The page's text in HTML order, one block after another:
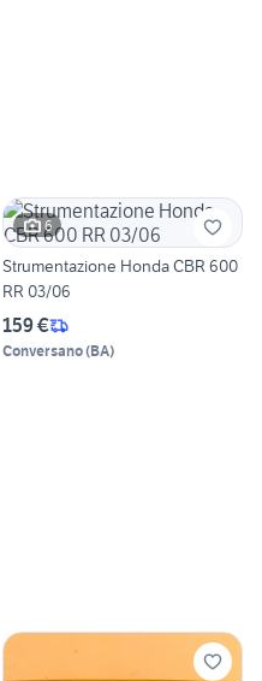
6
Strumentazione Honda CBR 600
RR 03/06
159 €
Conversano(BA)